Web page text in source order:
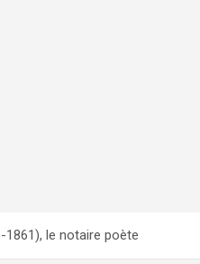
1861), le notaire poète